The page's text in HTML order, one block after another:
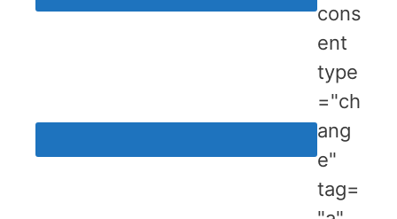
cons
ent
type
="ch
ang
e"
tag=